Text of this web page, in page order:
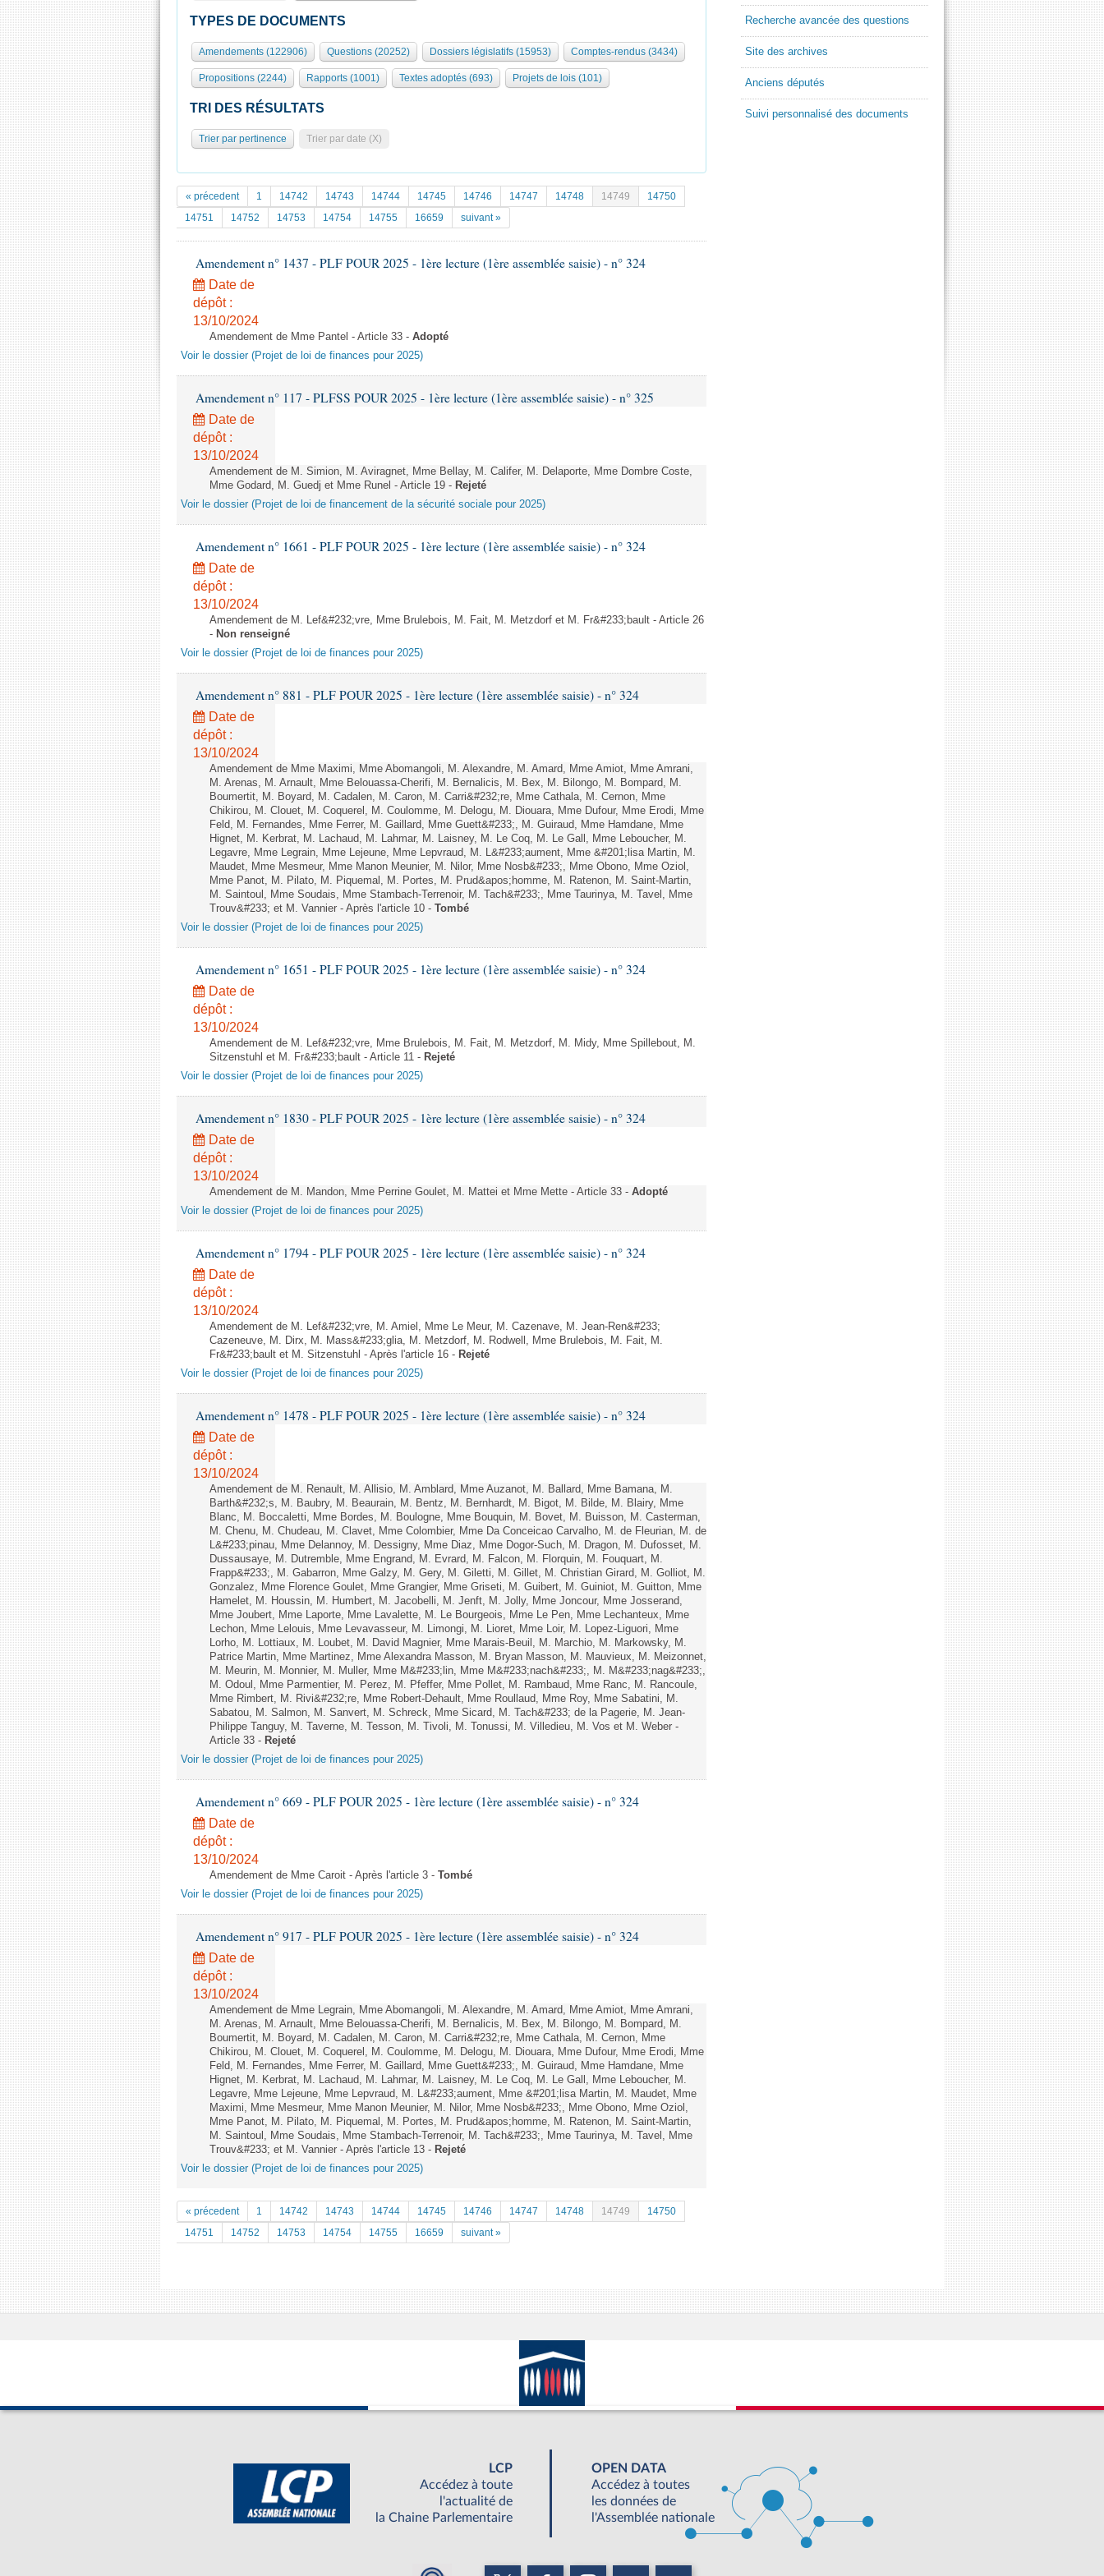
TYPES DE DOCUMENTS
Amendements (122906) Questions (20252) Dossiers législatifs (15953) Comptes-rendus (3434)
Propositions (2244) Rapports (1001) Textes adoptés (693) Projets de lois (101)
TRI DES RÉSULTATS
Trier par pertinence Trier par date (X)
« précedent 1 14742 14743 14744 14745 14746 14747 14748 14749
14750
14751
14752 14753 14754 14755 16659 suivant »
Amendement n° 1437 - PLF POUR 2025 - 1ère lecture (1ère assemblée saisie) - n° 324
Date de
dépôt :
13/10/2024
Amendement de Mme Pantel - Article 33 - Adopté
Voir le dossier (Projet de loi de finances pour 2025)
Amendement n° 117 - PLFSS POUR 2025 - 1ère lecture (1ère assemblée saisie) - n° 325
Date de
dépôt :
13/10/2024
Amendement de M. Simion, M. Aviragnet, Mme Bellay, M. Califer, M. Delaporte, Mme Dombre Coste,
Mme Godard, M. Guedj et Mme Runel - Article 19 - Rejeté
Voir le dossier (Projet de loi de financement de la sécurité sociale pour 2025)
Amendement n° 1661 - PLF POUR 2025 - 1ère lecture (1ère assemblée saisie) - n° 324
Date de
dépôt :
13/10/2024
Amendement de M. Lef&#232;vre, Mme Brulebois, M. Fait, M. Metzdorf et M. Fr&#233;bault - Article 26
- Non renseigné
Voir le dossier (Projet de loi de finances pour 2025)
Amendement n° 881 - PLF POUR 2025 - 1ère lecture (1ère assemblée saisie) - n° 324
Date de
dépôt :
13/10/2024
Amendement de Mme Maximi, Mme Abomangoli, M. Alexandre, M. Amard, Mme Amiot, Mme Amrani,
M. Arenas, M. Arnault, Mme Belouassa-Cherifi, M. Bernalicis, M. Bex, M. Bilongo, M. Bompard, M.
Boumertit, M. Boyard, M. Cadalen, M. Caron, M. Carri&#232;re, Mme Cathala, M. Cernon, Mme
Chikirou, M. Clouet, M. Coquerel, M. Coulomme, M. Delogu, M. Diouara, Mme Dufour, Mme Erodi, Mme
Feld, M. Fernandes, Mme Ferrer, M. Gaillard, Mme Guett&#233;, M. Guiraud, Mme Hamdane, Mme
Hignet, M. Kerbrat, M. Lachaud, M. Lahmar, M. Laisney, M. Le Coq, M. Le Gall, Mme Leboucher, M.
Legavre, Mme Legrain, Mme Lejeune, Mme Lepvraud, M. L&#233;aument, Mme &#201;lisa Martin, M.
Maudet, Mme Mesmeur, Mme Manon Meunier, M. Nilor, Mme Nosb&#233;, Mme Obono, Mme Oziol,
Mme Panot, M. Pilato, M. Piquemal, M. Portes, M. Prud&apos;homme, M. Ratenon, M. Saint-Martin,
M. Saintoul, Mme Soudais, Mme Stambach-Terrenoir, M. Tach&#233;, Mme Taurinya, M. Tavel, Mme
Trouv&#233; et M. Vannier - Après l'article 10 - Tombé
Voir le dossier (Projet de loi de finances pour 2025)
Amendement n° 1651 - PLF POUR 2025 - 1ère lecture (1ère assemblée saisie) - n° 324
Date de
dépôt :
13/10/2024
Amendement de M. Lef&#232;vre, Mme Brulebois, M. Fait, M. Metzdorf, M. Midy, Mme Spillebout, M.
Sitzenstuhl et M. Fr&#233;bault - Article 11 - Rejeté
Voir le dossier (Projet de loi de finances pour 2025)
Amendement n° 1830 - PLF POUR 2025 - 1ère lecture (1ère assemblée saisie) - n° 324
Date de
dépôt :
13/10/2024
Amendement de M. Mandon, Mme Perrine Goulet, M. Mattei et Mme Mette - Article 33 - Adopté
Voir le dossier (Projet de loi de finances pour 2025)
Amendement n° 1794 - PLF POUR 2025 - 1ère lecture (1ère assemblée saisie) - n° 324
Date de
dépôt :
13/10/2024
Amendement de M. Lef&#232;vre, M. Amiel, Mme Le Meur, M. Cazenave, M. Jean-Ren&#233;
Cazeneuve, M. Dirx, M. Mass&#233;glia, M. Metzdorf, M. Rodwell, Mme Brulebois, M. Fait, M.
Fr&#233;bault et M. Sitzenstuhl - Après l'article 16 - Rejeté
Voir le dossier (Projet de loi de finances pour 2025)
Amendement n° 1478 - PLF POUR 2025 - 1ère lecture (1ère assemblée saisie) - n° 324
Date de
dépôt :
13/10/2024
Amendement de M. Renault, M. Allisio, M. Amblard, Mme Auzanot, M. Ballard, Mme Bamana, M.
Barth&#232;s, M. Baubry, M. Beaurain, M. Bentz, M. Bernhardt, M. Bigot, M. Bilde, M. Blairy, Mme
Blanc, M. Boccaletti, Mme Bordes, M. Boulogne, Mme Bouquin, M. Bovet, M. Buisson, M. Casterman,
M. Chenu, M. Chudeau, M. Clavet, Mme Colombier, Mme Da Conceicao Carvalho, M. de Fleurian, M. de
L&#233;pinau, Mme Delannoy, M. Dessigny, Mme Diaz, Mme Dogor-Such, M. Dragon, M. Dufosset, M.
Dussausaye, M. Dutremble, Mme Engrand, M. Evrard, M. Falcon, M. Florquin, M. Fouquart, M.
Frapp&#233;, M. Gabarron, Mme Galzy, M. Gery, M. Giletti, M. Gillet, M. Christian Girard, M. Golliot, M.
Gonzalez, Mme Florence Goulet, Mme Grangier, Mme Griseti, M. Guibert, M. Guiniot, M. Guitton, Mme
Hamelet, M. Houssin, M. Humbert, M. Jacobelli, M. Jenft, M. Jolly, Mme Joncour, Mme Josserand,
Mme Joubert, Mme Laporte, Mme Lavalette, M. Le Bourgeois, Mme Le Pen, Mme Lechanteux, Mme
Lechon, Mme Lelouis, Mme Levavasseur, M. Limongi, M. Lioret, Mme Loir, M. Lopez-Liguori, Mme
Lorho, M. Lottiaux, M. Loubet, M. David Magnier, Mme Marais-Beuil, M. Marchio, M. Markowsky, M.
Patrice Martin, Mme Martinez, Mme Alexandra Masson, M. Bryan Masson, M. Mauvieux, M. Meizonnet,
M. Meurin, M. Monnier, M. Muller, Mme M&#233;lin, Mme M&#233;nach&#233;, M. M&#233;nag&#233;,
M. Odoul, Mme Parmentier, M. Perez, M. Pfeffer, Mme Pollet, M. Rambaud, Mme Ranc, M. Rancoule,
Mme Rimbert, M. Rivi&#232;re, Mme Robert-Dehault, Mme Roullaud, Mme Roy, Mme Sabatini, M.
Sabatou, M. Salmon, M. Sanvert, M. Schreck, Mme Sicard, M. Tach&#233; de la Pagerie, M. Jean-
Philippe Tanguy, M. Taverne, M. Tesson, M. Tivoli, M. Tonussi, M. Villedieu, M. Vos et M. Weber -
Article 33 - Rejeté
Voir le dossier (Projet de loi de finances pour 2025)
Amendement n° 669 - PLF POUR 2025 - 1ère lecture (1ère assemblée saisie) - n° 324
Date de
dépôt :
13/10/2024
Amendement de Mme Caroit - Après l'article 3 - Tombé
Voir le dossier (Projet de loi de finances pour 2025)
Amendement n° 917 - PLF POUR 2025 - 1ère lecture (1ère assemblée saisie) - n° 324
Date de
dépôt :
13/10/2024
Amendement de Mme Legrain, Mme Abomangoli, M. Alexandre, M. Amard, Mme Amiot, Mme Amrani,
M. Arenas, M. Arnault, Mme Belouassa-Cherifi, M. Bernalicis, M. Bex, M. Bilongo, M. Bompard, M.
Boumertit, M. Boyard, M. Cadalen, M. Caron, M. Carri&#232;re, Mme Cathala, M. Cernon, Mme
Chikirou, M. Clouet, M. Coquerel, M. Coulomme, M. Delogu, M. Diouara, Mme Dufour, Mme Erodi, Mme
Feld, M. Fernandes, Mme Ferrer, M. Gaillard, Mme Guett&#233;, M. Guiraud, Mme Hamdane, Mme
Hignet, M. Kerbrat, M. Lachaud, M. Lahmar, M. Laisney, M. Le Coq, M. Le Gall, Mme Leboucher, M.
Legavre, Mme Lejeune, Mme Lepvraud, M. L&#233;aument, Mme &#201;lisa Martin, M. Maudet, Mme
Maximi, Mme Mesmeur, Mme Manon Meunier, M. Nilor, Mme Nosb&#233;, Mme Obono, Mme Oziol,
Mme Panot, M. Pilato, M. Piquemal, M. Portes, M. Prud&apos;homme, M. Ratenon, M. Saint-Martin,
M. Saintoul, Mme Soudais, Mme Stambach-Terrenoir, M. Tach&#233;, Mme Taurinya, M. Tavel, Mme
Trouv&#233; et M. Vannier - Après l'article 13 - Rejeté
Voir le dossier (Projet de loi de finances pour 2025)
« précedent 1 14742 14743 14744 14745 14746 14747 14748 14749
14750
14751
14752 14753 14754 14755 16659 suivant »
Recherche avancée des questions
Site des archives
Anciens députés
Suivi personnalisé des documents
LCP
Accédez à toute
l'actualité de
la Chaine Parlementaire
OPEN DATA
Accédez à toutes
les données de
l'Assemblée nationale